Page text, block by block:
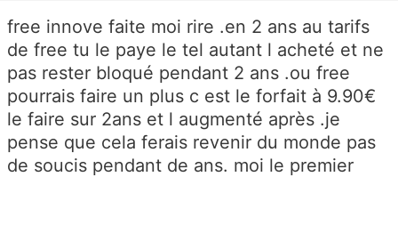
free innove faite moi rire .en 2 ans au tarifs
de free tu le paye le tel autant l acheté et ne
pas rester bloqué pendant 2 ans .ou free
pourrais faire un plus c est le forfait à 9.90€
le faire sur 2ans et l augmenté après .je
pense que cela ferais revenir du monde pas
de soucis pendant de ans. moi le premier